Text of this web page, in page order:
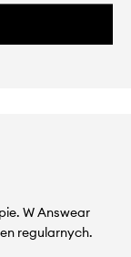
W Answear
regularnych.